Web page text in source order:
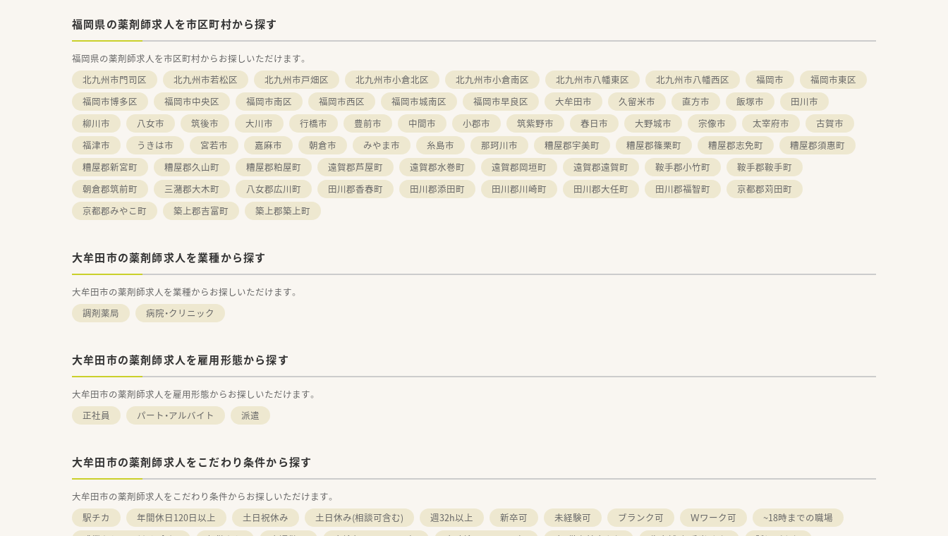
福岡県の薬剤師求人を市区町村から探す
福岡県の薬剤師求人を市区町村からお探しいただけます。
北九州市門司区
北九州市若松区 北九州市戸畑区 北九州市小倉北区 北九州市小倉南区 北九州市八幡東区 北九州市八幡西区 福岡市
福岡市東区
福岡市博多区
福岡市中央区 福岡市南区 福岡市西区 福岡市城南区 福岡市早良区 大牟田市 久留米市 直方市 飯塚市
田川市
柳川市
八女市 筑後市 大川市 行橋市 豊前市 中間市 小郡市 筑紫野市 春日市 大野城市 宗像市 太宰府市
古賀市
福津市
うきは市 宮若市 嘉麻市 朝倉市 みやま市 糸島市 那珂川市 糟屋郡宇美町 糟屋郡篠栗町 糟屋郡志免町
糟屋郡須惠町
糟屋郡新宮町
糟屋郡久山町 糟屋郡粕屋町 遠賀郡芦屋町 遠賀郡水巻町 遠賀郡岡垣町 遠賀郡遠賀町 鞍手郡小竹町
鞍手郡鞍手町
朝倉郡筑前町
三潴郡大木町 八女郡広川町 田川郡香春町 田川郡添田町 田川郡川崎町 田川郡大任町 田川郡福智町
京都郡苅田町
京都郡みやこ町
築上郡吉富町 築上郡築上町
大牟田市の薬剤師求人を業種から探す
大牟田市の薬剤師求人を業種からお探しいただけます。
調剤薬局
病院・クリニック
大牟田市の薬剤師求人を雇用形態から探す
大牟田市の薬剤師求人を雇用形態からお探しいただけます。
正社員
パート・アルバイト 派遣
大牟田市の薬剤師求人をこだわり条件から探す
大牟田市の薬剤師求人をこだわり条件からお探しいただけます。
駅チカ
年間休日120日以上 土日祝休み 土日休み(相談可含む) 週32h以上 新卒可 未経験可 ブランク可 Ｗワーク可
~18時までの職場